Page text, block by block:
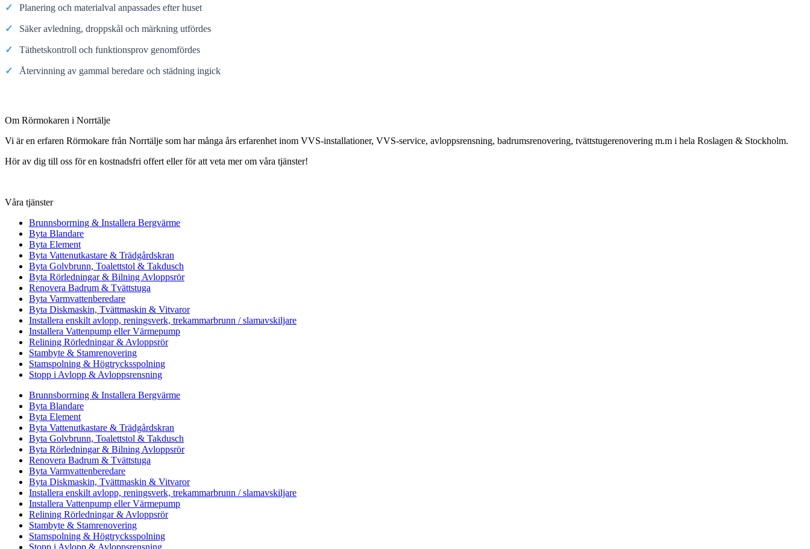
✓ Planering och materialval anpassades efter huset
✓ Säker avledning, droppskål och märkning utfördes
✓ Täthetskontroll och funktionsprov genomfördes
✓ Återvinning av gammal beredare och städning ingick
Om Rörmokaren i Norrtälje
Vi är en erfaren Rörmokare från Norrtälje som har många års erfarenhet inom VVS-installationer, VVS-service, avloppsrensning, badrumsrenovering, tvättstugerenovering m.m i hela Roslagen & Stockholm.
Hör av dig till oss för en kostnadsfri offert eller för att veta mer om våra tjänster!
Våra tjänster
Brunnsborrning & Installera Bergvärme
Byta Blandare
Byta Element
Byta Vattenutkastare & Trädgårdskran
Byta Golvbrunn, Toalettstol & Takdusch
Byta Rörledningar & Bilning Avloppsrör
Renovera Badrum & Tvättstuga
Byta Varmvattenberedare
Byta Diskmaskin, Tvättmaskin & Vitvaror
Installera enskilt avlopp, reningsverk, trekammarbrunn / slamavskiljare
Installera Vattenpump eller Värmepump
Relining Rörledningar & Avloppsrör
Stambyte & Stamrenovering
Stamspolning & Högtrycksspolning
Stopp i Avlopp & Avloppsrensning
Brunnsborrning & Installera Bergvärme
Byta Blandare
Byta Element
Byta Vattenutkastare & Trädgårdskran
Byta Golvbrunn, Toalettstol & Takdusch
Byta Rörledningar & Bilning Avloppsrör
Renovera Badrum & Tvättstuga
Byta Varmvattenberedare
Byta Diskmaskin, Tvättmaskin & Vitvaror
Installera enskilt avlopp, reningsverk, trekammarbrunn / slamavskiljare
Installera Vattenpump eller Värmepump
Relining Rörledningar & Avloppsrör
Stambyte & Stamrenovering
Stamspolning & Högtrycksspolning